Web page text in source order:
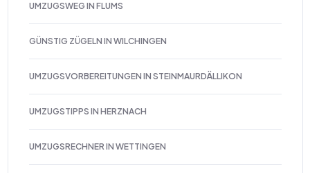
UMZUGSWEG IN FLUMS
GÜNSTIG ZÜGELN IN WILCHINGEN
UMZUGSVORBEREITUNGEN IN STEINMAURDÄLLIKON
UMZUGSTIPPS IN HERZNACH
UMZUGSRECHNER IN WETTINGEN